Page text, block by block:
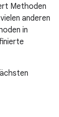
Methoden
anderen
in